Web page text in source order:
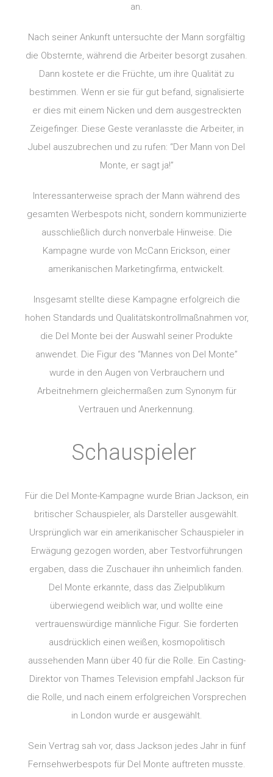
an.
Nach seiner Ankunft untersuchte der Mann sorgfältig
die Obsternte, während die Arbeiter besorgt zusahen.
Dann kostete er die Früchte, um ihre Qualität zu
bestimmen. Wenn er sie für gut befand, signalisierte
er dies mit einem Nicken und dem ausgestreckten
Zeigefinger. Diese Geste veranlasste die Arbeiter, in
Jubel auszubrechen und zu rufen: “Der Mann von Del
Monte, er sagt ja!”
Interessanterweise sprach der Mann während des
gesamten Werbespots nicht, sondern kommunizierte
ausschließlich durch nonverbale Hinweise. Die
Kampagne wurde von McCann Erickson, einer
amerikanischen Marketingfirma, entwickelt.
Insgesamt stellte diese Kampagne erfolgreich die
hohen Standards und Qualitätskontrollmaßnahmen vor,
die Del Monte bei der Auswahl seiner Produkte
anwendet. Die Figur des “Mannes von Del Monte”
wurde in den Augen von Verbrauchern und
Arbeitnehmern gleichermaßen zum Synonym für
Vertrauen und Anerkennung.
Schauspieler
Für die Del Monte-Kampagne wurde Brian Jackson, ein
britischer Schauspieler, als Darsteller ausgewählt.
Ursprünglich war ein amerikanischer Schauspieler in
Erwägung gezogen worden, aber Testvorführungen
ergaben, dass die Zuschauer ihn unheimlich fanden.
Del Monte erkannte, dass das Zielpublikum
überwiegend weiblich war, und wollte eine
vertrauenswürdige männliche Figur. Sie forderten
ausdrücklich einen weißen, kosmopolitisch
aussehenden Mann über 40 für die Rolle. Ein Casting-
Direktor von Thames Television empfahl Jackson für
die Rolle, und nach einem erfolgreichen Vorsprechen
in London wurde er ausgewählt.
Sein Vertrag sah vor, dass Jackson jedes Jahr in fünf
Fernsehwerbespots für Del Monte auftreten musste.